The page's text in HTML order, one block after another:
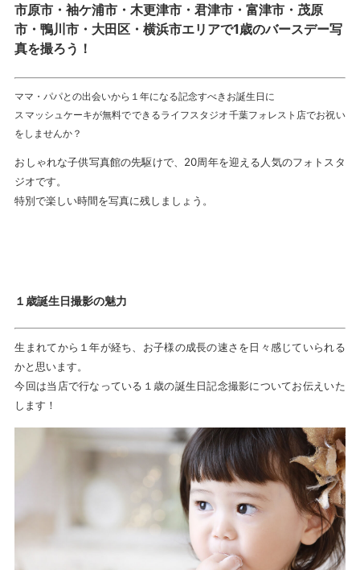
市原市・袖ケ浦市・木更津市・君津市・富津市・茂原
市・鴨川市・大田区・横浜市エリアで1歳のバースデー写
真を撮ろう！
ママ・パパとの出会いから１年になる記念すべきお誕生日に
スマッシュケーキが無料でできるライフスタジオ千葉フォレスト店でお祝い
をしませんか？
おしゃれな子供写真館の先駆けで、20周年を迎える人気のフォトスタ
ジオです。
特別で楽しい時間を写真に残しましょう。
１歳誕生日撮影の魅力
生まれてから１年が経ち、お子様の成長の速さを日々感じていられる
かと思います。
今回は当店で行なっている１歳の誕生日記念撮影についてお伝えいた
します！